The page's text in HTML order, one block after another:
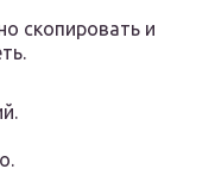
скопировать и